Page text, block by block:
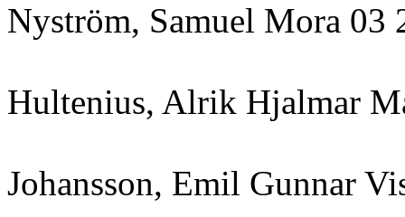
Nyström, Samuel Mora 03
Hultenius, Alrik Hjalmar
Johansson, Emil Gunnar